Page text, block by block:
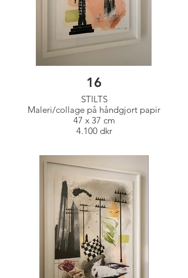
16
STILTS
Maleri/collage på håndgjort papir
47 x 37 cm
4.100 dkr